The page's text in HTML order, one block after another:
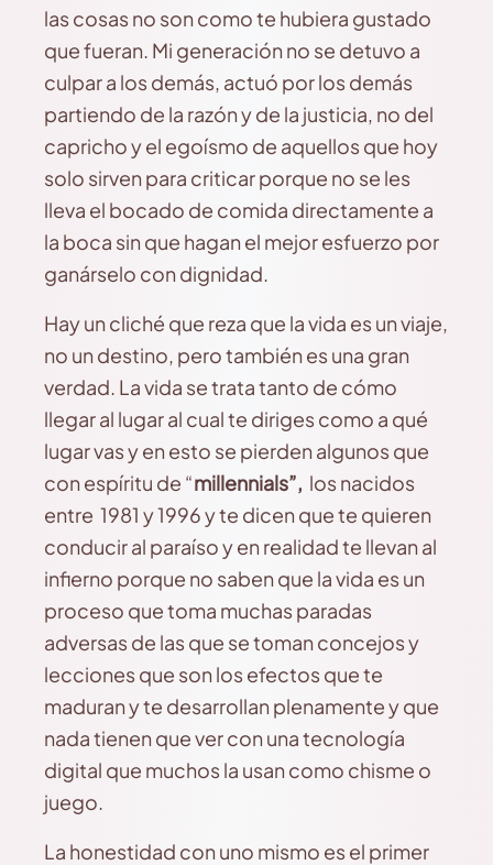
las cosas no son como te hubiera gustado
que fueran. Mi generación no se detuvo a
culpar a los demás, actuó por los demás
partiendo de la razón y de la justicia, no del
capricho y el egoísmo de aquellos que hoy
solo sirven para criticar porque no se les
lleva el bocado de comida directamente a
la boca sin que hagan el mejor esfuerzo por
ganárselo con dignidad.
Hay un cliché que reza que la vida es un viaje,
no un destino, pero también es una gran
verdad. La vida se trata tanto de cómo
llegar al lugar al cual te diriges como a qué
lugar vas y en esto se pierden algunos que
con espíritu de “millennials”, los nacidos
entre 1981 y 1996 y te dicen que te quieren
conducir al paraíso y en realidad te llevan al
infierno porque no saben que la vida es un
proceso que toma muchas paradas
adversas de las que se toman concejos y
lecciones que son los efectos que te
maduran y te desarrollan plenamente y que
nada tienen que ver con una tecnología
digital que muchos la usan como chisme o
juego.
La honestidad con uno mismo es el primer